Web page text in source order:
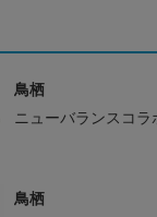
鳥栖
ニューバランスコ
鳥栖